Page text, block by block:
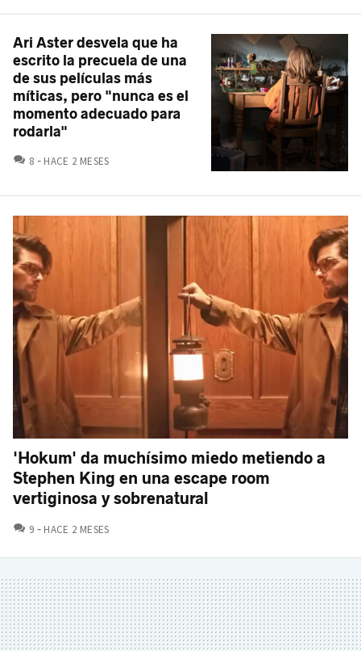
Ari Aster desvela que ha
escrito la precuela de una
de sus películas más
míticas, pero "nunca es el
momento adecuado para
rodarla"
8 COMENTARIOS
HACE 2 MESES
'Hokum' da muchísimo miedo metiendo a
Stephen King en una escape room
vertiginosa y sobrenatural
9 COMENTARIOS
HACE 2 MESES